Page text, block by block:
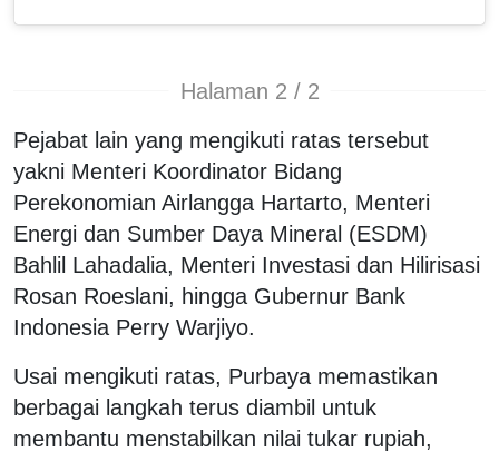
Halaman 2 / 2
Pejabat lain yang mengikuti ratas tersebut
yakni Menteri Koordinator Bidang
Perekonomian Airlangga Hartarto, Menteri
Energi dan Sumber Daya Mineral (ESDM)
Bahlil Lahadalia, Menteri Investasi dan Hilirisasi
Rosan Roeslani, hingga Gubernur Bank
Indonesia Perry Warjiyo.
Usai mengikuti ratas, Purbaya memastikan
berbagai langkah terus diambil untuk
membantu menstabilkan nilai tukar rupiah,